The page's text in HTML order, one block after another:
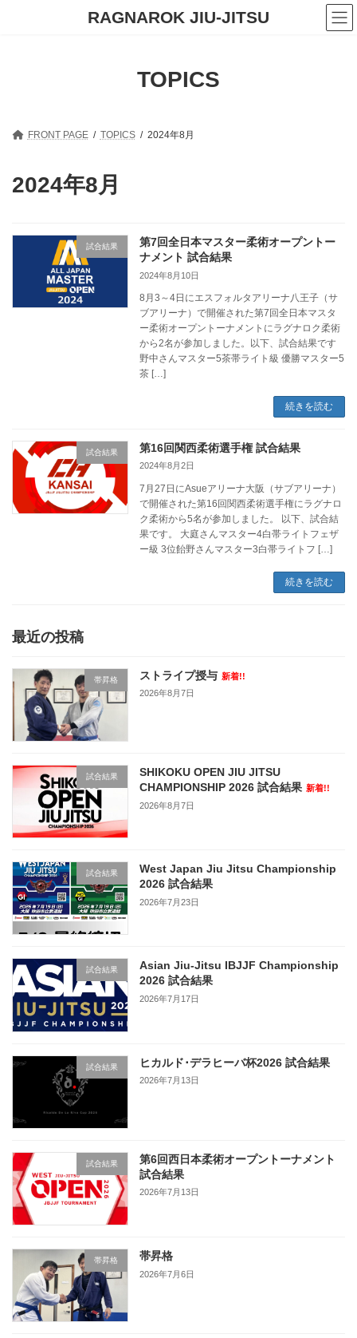
RAGNAROK JIU-JITSU
TOPICS
FRONT PAGE TOPICS 2024年8月
2024年8月
試合結果
第7回全日本マスター柔術オープントー
ナメント 試合結果
2024年8月10日
8月3～4日にエスフォルタアリーナ八王子（サ
ブアリーナ）で開催された第7回全日本マスタ
ー柔術オープントーナメントにラグナロク柔術
から2名が参加しました。以下、試合結果です
野中さんマスター5茶帯ライト級 優勝マスター5
茶 […]
続きを読む
試合結果 第16回関西柔術選手権 試合結果
2024年8月2日
7月27日にAsueアリーナ大阪（サブアリーナ）
で開催された第16回関西柔術選手権にラグナロ
ク柔術から5名が参加しました。 以下、試合結
果です。 大庭さんマスター4白帯ライトフェザ
ー級 3位飴野さんマスター3白帯ライトフ […]
続きを読む
最近の投稿
帯昇格 ストライプ授与 新着!!
2026年8月7日
試合結果
SHIKOKU OPEN JIU JITSU
CHAMPIONSHIP 2026 試合結果 新着!!
2026年8月7日
試合結果
West Japan Jiu Jitsu Championship
2026 試合結果
2026年7月23日
試合結果
Asian Jiu-Jitsu IBJJF Championship
2026 試合結果
2026年7月17日
試合結果 ヒカルド･デラヒーバ杯2026 試合結果
2026年7月13日
試合結果
第6回西日本柔術オープントーナメント
試合結果
2026年7月13日
帯昇格 帯昇格
2026年7月6日